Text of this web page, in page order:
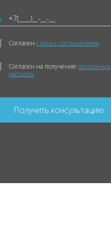
Согласенс польз. соглашением
Согласен на получение рекламных
рассылок
Получить консультацию